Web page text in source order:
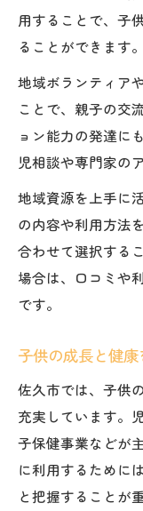
用することで、子
ることができます。
地域ボランティア
ことで、親子の交
ョン能力の発達に
児相談や専門家の
地域資源を上手に
の内容や利用方法
合わせて選択する
場合は、口コミや
です。
子供の成長と健
佐久市では、子供
充実しています。
子保健事業などが
に利用するために
と把握することが